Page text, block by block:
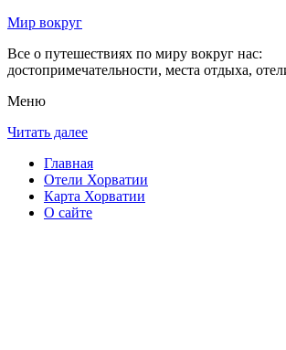
Мир вокруг
Все о путешествиях по миру вокруг нас:
достопримечательности, места отдыха,
Меню
Читать далее
Главная
Отели Хорватии
Карта Хорватии
О сайте